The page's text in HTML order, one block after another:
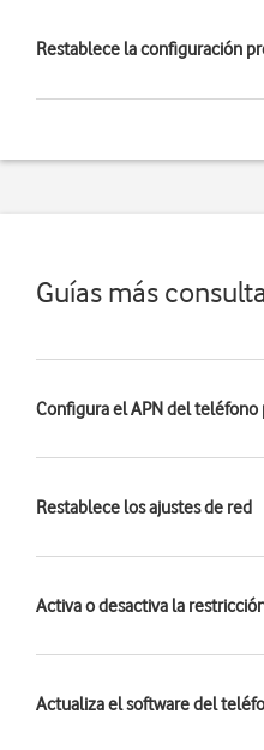
Restablece la configuración
Guías más
Configura el APN del
Restablece los ajustes de red
Activa o desactiva la
Actualiza el software del